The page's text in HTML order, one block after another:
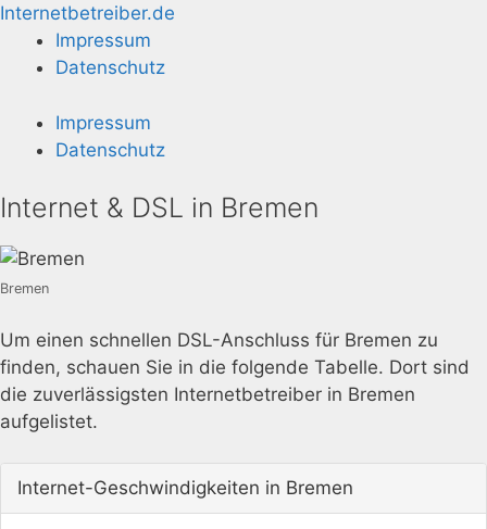
Zum
Inhalt
springen
Internetbetreiber.de
Impressum
Datenschutz
Impressum
Datenschutz
Internet & DSL in Bremen
Bremen
Um einen schnellen DSL-Anschluss für Bremen zu
finden, schauen Sie in die folgende Tabelle. Dort sind
die zuverlässigsten Internetbetreiber in Bremen
aufgelistet.
Internet-Geschwindigkeiten in Bremen